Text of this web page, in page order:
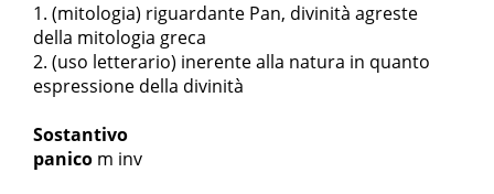
(mitologia) riguardante Pan, divinità agreste
della mitologia greca
(uso letterario) inerente alla natura in quanto
espressione della divinità
Sostantivo
panico m inv